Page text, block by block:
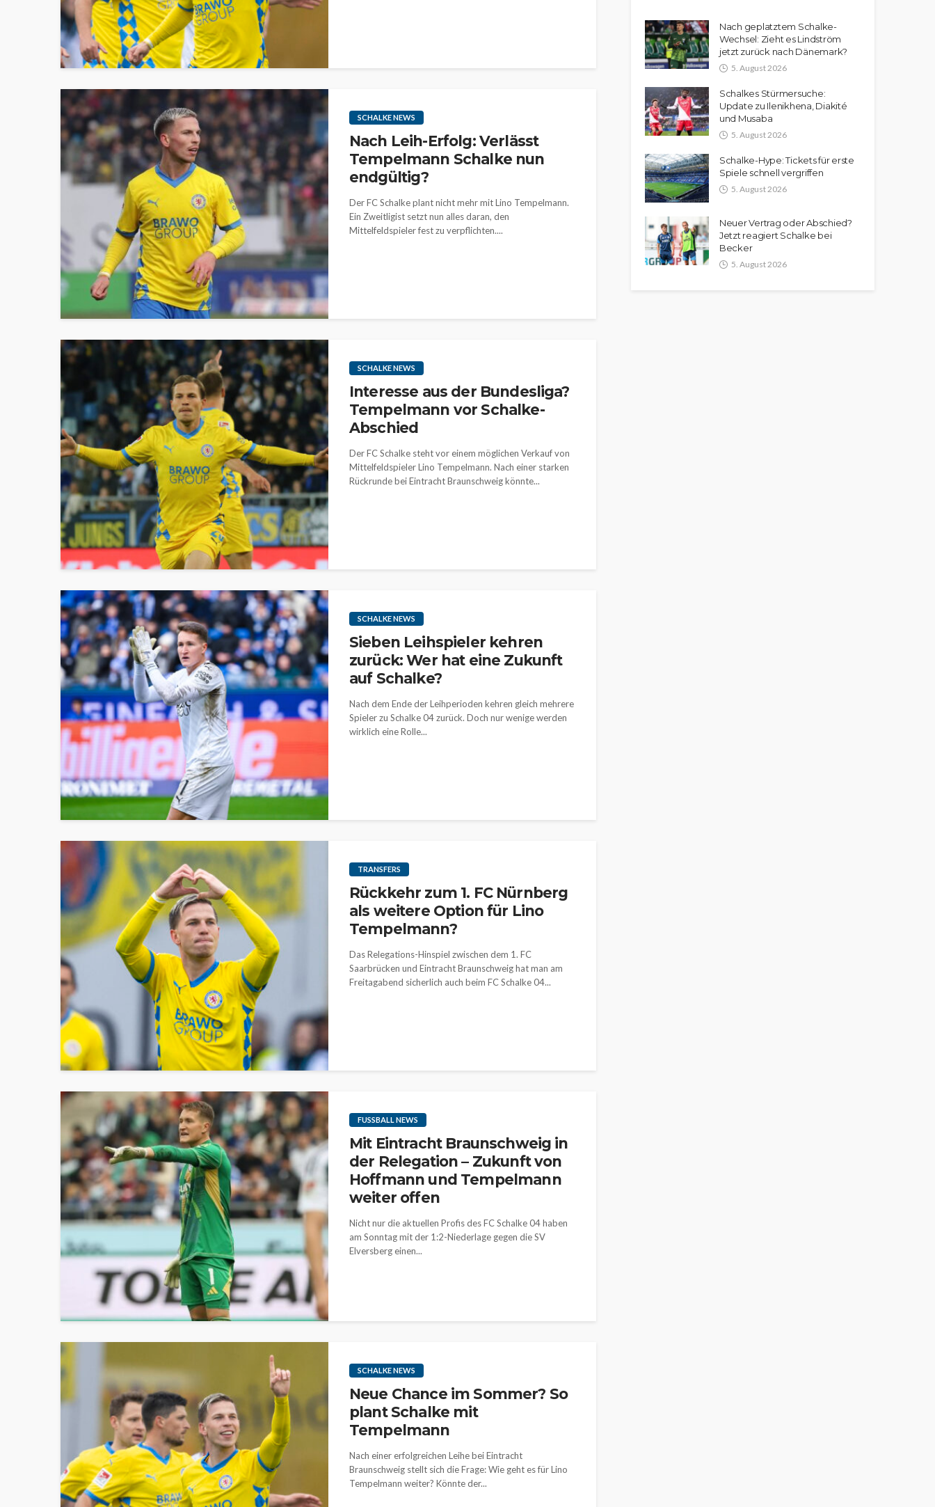
SCHALKE NEWS
Nach Leih-Erfolg: Verlässt
Tempelmann Schalke nun
endgültig?
Der FC Schalke plant nicht mehr mit Lino Tempelmann.
Ein Zweitligist setzt nun alles daran, den
Mittelfeldspieler fest zu verpflichten....
SCHALKE NEWS
Interesse aus der Bundesliga?
Tempelmann vor Schalke-
Abschied
Der FC Schalke steht vor einem möglichen Verkauf von
Mittelfeldspieler Lino Tempelmann. Nach einer starken
Rückrunde bei Eintracht Braunschweig könnte...
SCHALKE NEWS
Sieben Leihspieler kehren
zurück: Wer hat eine Zukunft
auf Schalke?
Nach dem Ende der Leihperioden kehren gleich mehrere
Spieler zu Schalke 04 zurück. Doch nur wenige werden
wirklich eine Rolle...
TRANSFERS
Rückkehr zum 1. FC Nürnberg
als weitere Option für Lino
Tempelmann?
Das Relegations-Hinspiel zwischen dem 1. FC
Saarbrücken und Eintracht Braunschweig hat man am
Freitagabend sicherlich auch beim FC Schalke 04...
FUSSBALL NEWS
Mit Eintracht Braunschweig in
der Relegation – Zukunft von
Hoffmann und Tempelmann
weiter offen
Nicht nur die aktuellen Profis des FC Schalke 04 haben
am Sonntag mit der 1:2-Niederlage gegen die SV
Elversberg einen...
SCHALKE NEWS
Neue Chance im Sommer? So
plant Schalke mit
Tempelmann
Nach einer erfolgreichen Leihe bei Eintracht
Braunschweig stellt sich die Frage: Wie geht es für Lino
Tempelmann weiter? Könnte der...
Nach geplatztem Schalke-
Wechsel: Zieht es Lindström
jetzt zurück nach Dänemark?
5. August 2026
Schalkes Stürmersuche:
Update zu Ilenikhena, Diakité
und Musaba
5. August 2026
Schalke-Hype: Tickets für erste
Spiele schnell vergriffen
5. August 2026
Neuer Vertrag oder Abschied?
Jetzt reagiert Schalke bei
Becker
5. August 2026